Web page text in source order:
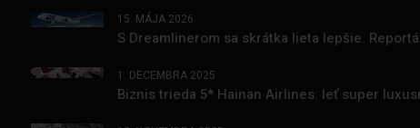
15. MÁJA 2026
S Dreamlinerom sa skrátka lieta lepšie.
1. DECEMBRA 2025
Biznis trieda 5* Hainan Airlines: leť super